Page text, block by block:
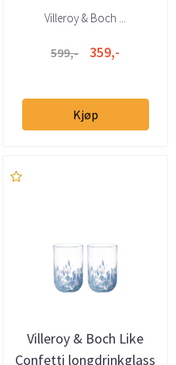
Villeroy & Boch ...
599,- 359,-
Kjøp
Villeroy & Boch Like
Confetti longdrinkglass